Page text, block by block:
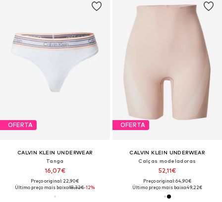
OFERTA
CALVIN KLEIN UNDERWEAR
Tanga
16,07€
Preço original: 22,90€
Último preço mais baixo:18,32€-12%
OFERTA
CALVIN KLEIN UNDERWEAR
Calças modeladoras
52,11€
Preço original: 64,90€
Último preço mais baixo:49,22€